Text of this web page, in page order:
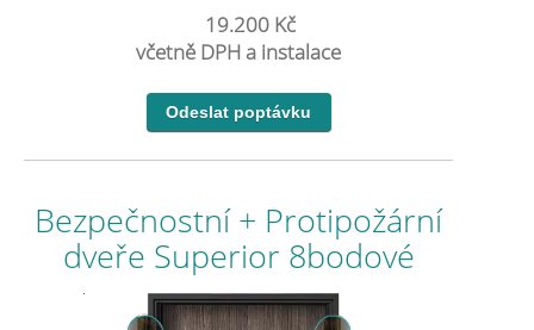
19.200 Kč
včetně DPH a instalace
Bezpečnostní + Protipožární
dveře Superior 8bodové